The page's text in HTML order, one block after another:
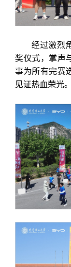
经过激烈
奖仪式，掌声
事为所有完赛
见证热血荣光。